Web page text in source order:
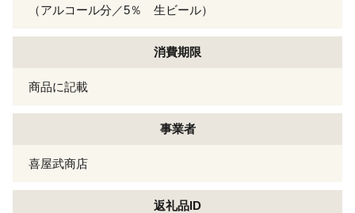
（アルコール分／5％ 生ビール）
消費期限
商品に記載
事業者
喜屋武商店
返礼品ID